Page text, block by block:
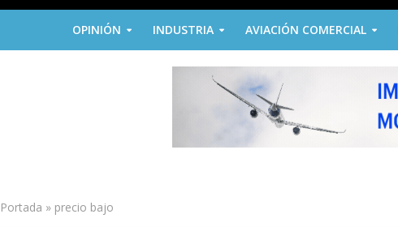
OPINIÓN INDUSTRIA AVIACIÓN COMERCIAL
Portada » precio bajo